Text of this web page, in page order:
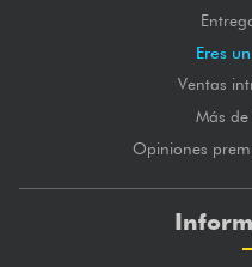
Eres
Ventas
Más
Opiniones